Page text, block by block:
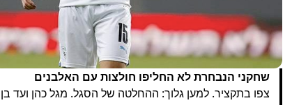
שחקני הנבחרת לא החליפו חולצות עם האלבנים
צפו בתקציר. למען גלוך: ההחלטה של הסגל. מגל כהן ועד